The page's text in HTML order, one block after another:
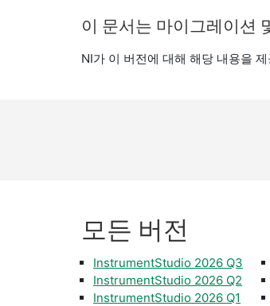
이 문서는 마이그레이션
NI가 이 버전에 대해 해당 내용을
모든 버전
InstrumentStudio 2026 Q3
InstrumentStudio 2026 Q2
InstrumentStudio 2026 Q1